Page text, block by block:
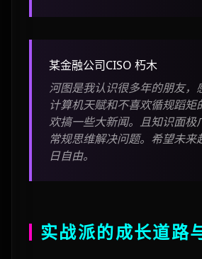
某金融公司CISO 朽木
河图是我认识很多年的朋友，
计算机天赋和不喜欢循规蹈矩
欢搞一些大新闻。且知识面极
常规思维解决问题。希望未来
日自由。
实战派的成长道路